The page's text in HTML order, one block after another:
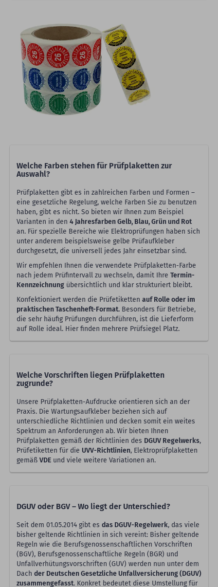
Welche Farben stehen für Prüfplaketten zur
Auswahl?
Prüfplaketten gibt es in zahlreichen Farben und Formen –
eine gesetzliche Regelung, welche Farben Sie zu benutzen
haben, gibt es nicht. So bieten wir Ihnen zum Beispiel
Varianten in den 4 Jahresfarben Gelb, Blau, Grün und Rot
an. Für spezielle Bereiche wie Elektroprüfungen haben sich
unter anderem beispielsweise gelbe Prüfaufkleber
durchgesetzt, die universell jedes Jahr einsetzbar sind.
Wir empfehlen Ihnen die verwendete Prüfplaketten-Farbe
nach jedem Prüfintervall zu wechseln, damit Ihre Termin-
Kennzeichnung übersichtlich und klar strukturiert bleibt.
Konfektioniert werden die Prüfetiketten auf Rolle oder im
praktischen Taschenheft-Format. Besonders für Betriebe,
die sehr häufig Prüfungen durchführen, ist die Lieferform
auf Rolle ideal. Hier finden mehrere Prüfsiegel Platz.
Welche Vorschriften liegen Prüfplaketten
zugrunde?
Unsere Prüfplaketten-Aufdrucke orientieren sich an der
Praxis. Die Wartungsaufkleber beziehen sich auf
unterschiedliche Richtlinien und decken somit ein weites
Spektrum an Anforderungen ab. Wir bieten Ihnen
Prüfplaketten gemäß der Richtlinien des DGUV Regelwerks,
Prüfetiketten für die UVV-Richtlinien, Elektroprüfplaketten
gemäß VDE und viele weitere Variationen an.
DGUV oder BGV – Wo liegt der Unterschied?
Seit dem 01.05.2014 gibt es das DGUV-Regelwerk, das viele
bisher geltende Richtlinien in sich vereint: Bisher geltende
Regeln wie die Berufsgenossenschaftlichen Vorschriften
(BGV), Berufsgenossenschaftliche Regeln (BGR) und
Unfallverhütungsvorschriften (GUV) werden nun unter dem
Dach der Deutschen Gesetzliche Unfallversicherung (DGUV)
zusammengefasst. Konkret bedeutet diese Umstellung für